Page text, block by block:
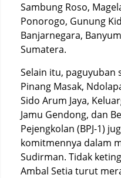
Sambung Roso,
Ponorogo, Gunung
Banjarnegara,
Sumatera.
Selain itu,
Pinang Masak,
Sido Arum Jaya,
Jamu Gendong, dan
Pejengkolan (BPJ-1)
komitmennya dalam
Sudirman. Tidak
Ambal Setia turut